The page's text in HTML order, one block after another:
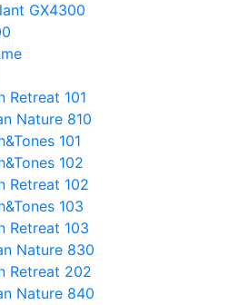
GX4300
Retreat 101
Nature 810
101
102
Retreat 102
103
Retreat 103
Nature 830
Retreat 202
Nature 840